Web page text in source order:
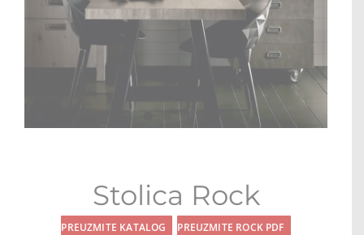
DNEVNI BORAVCI
STOLOVI I STOLICE
MULTI-FUNKCIONALNI MODULI
KONTAKT
Stolica Rock
PREUZMITE KATALOG PREUZMITE ROCK PDF